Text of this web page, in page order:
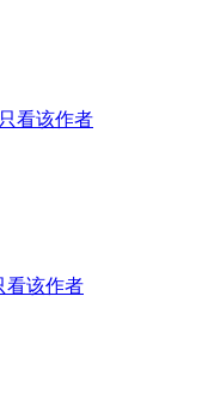
只看该作者
看该作者